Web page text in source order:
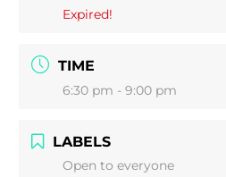
Expired!
TIME
6:30 pm - 9:00 pm
LABELS
Open to everyone